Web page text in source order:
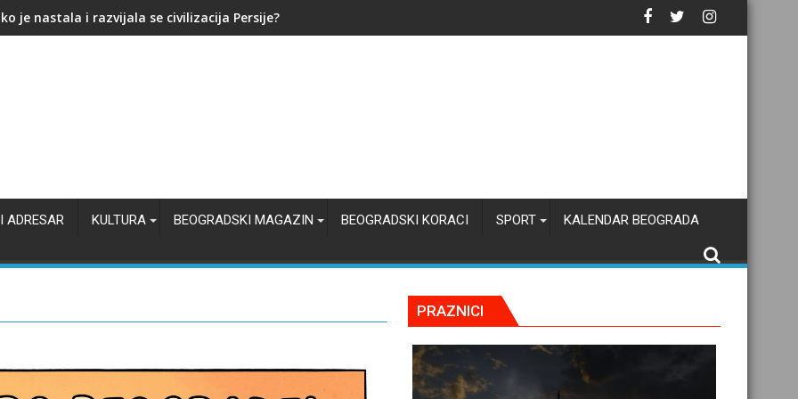
pritvor osumnjičenima za ubistvo na Karaburmi
ADRESAR KULTURA BEOGRADSKI MAGAZIN BEOGRADSKI KORACI SPORT KALENDAR BEOGRADA
PRAZNICI